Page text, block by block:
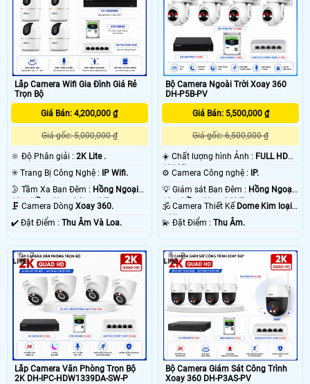
ghi được hình chứ không ghi âm được.
Thực tế là camera có ghi âm được hay nói cách khác là bạn có thể nghe được
tiếng từ camera.
Hiểu đơn giản camera nghe được tiếng là loại một loại camera có chức năng
thu âm, khi người dùng xem trực tiếp hoặc xem lại trên các thiết bị kết nối thì
vừa xem được hình vừa nghe được âm thanh của các hoạt động diễn ra mà
camera ghi lại.
Hiện nay camera vừa có loại có thu được tiếng và cũng có loại không có tiếng.
Nhưng đa phần camera quan sát trên thị trường thuộc loại không có tiếng. Vậy
nên khi có nhu cầu lắp đặt camera, bạn nên nói rõ mục đích sử dụng của mình
để được tư vấn lựa chọn loại camera phù hợp.
Lắp Camera Wifi Gia Đình Giá Rẻ
Trọn Bộ
Giá Bán: 4,200,000 ₫
Giá gốc: 5,000,000 ₫
🔆 Độ Phân giải : 2K Lite .
✳️ Trang Bị Công Nghệ :
IP Wifi.
🌛 Tầm Xa Ban Đêm : Hồng Ngoại
10m Hồng Ngoại Smart IR.
🗜️ Camera Dòng Xoay 360.
️✔️ Đặt Điểm : Thu Âm Và Loa.
Bộ Camera Ngoài Trời Xoay 360
DH-P5B-PV
Giá Bán: 5,500,000 ₫
Giá gốc: 6,500,000 ₫
☀️ Chất lượng hình Ảnh : FULL HD
1080P .
⚙ Camera Công nghệ :
IP.
💡 Giám sát Ban Đêm : Hồng Ngoại
10m Hồng Ngoại SMD.
🕉️ Camera Thiết Kế Dome Kim loại
+ Nhựa.
️💫 Đặt Điểm :Thu Âm.
Lắp Camera Văn Phòng Trọn Bộ
2K DH-IPC-HDW1339DA-SW-P
7
Bộ Camera Giám Sát Công Trình
Xoay 360 DH-P3AS-PV
2